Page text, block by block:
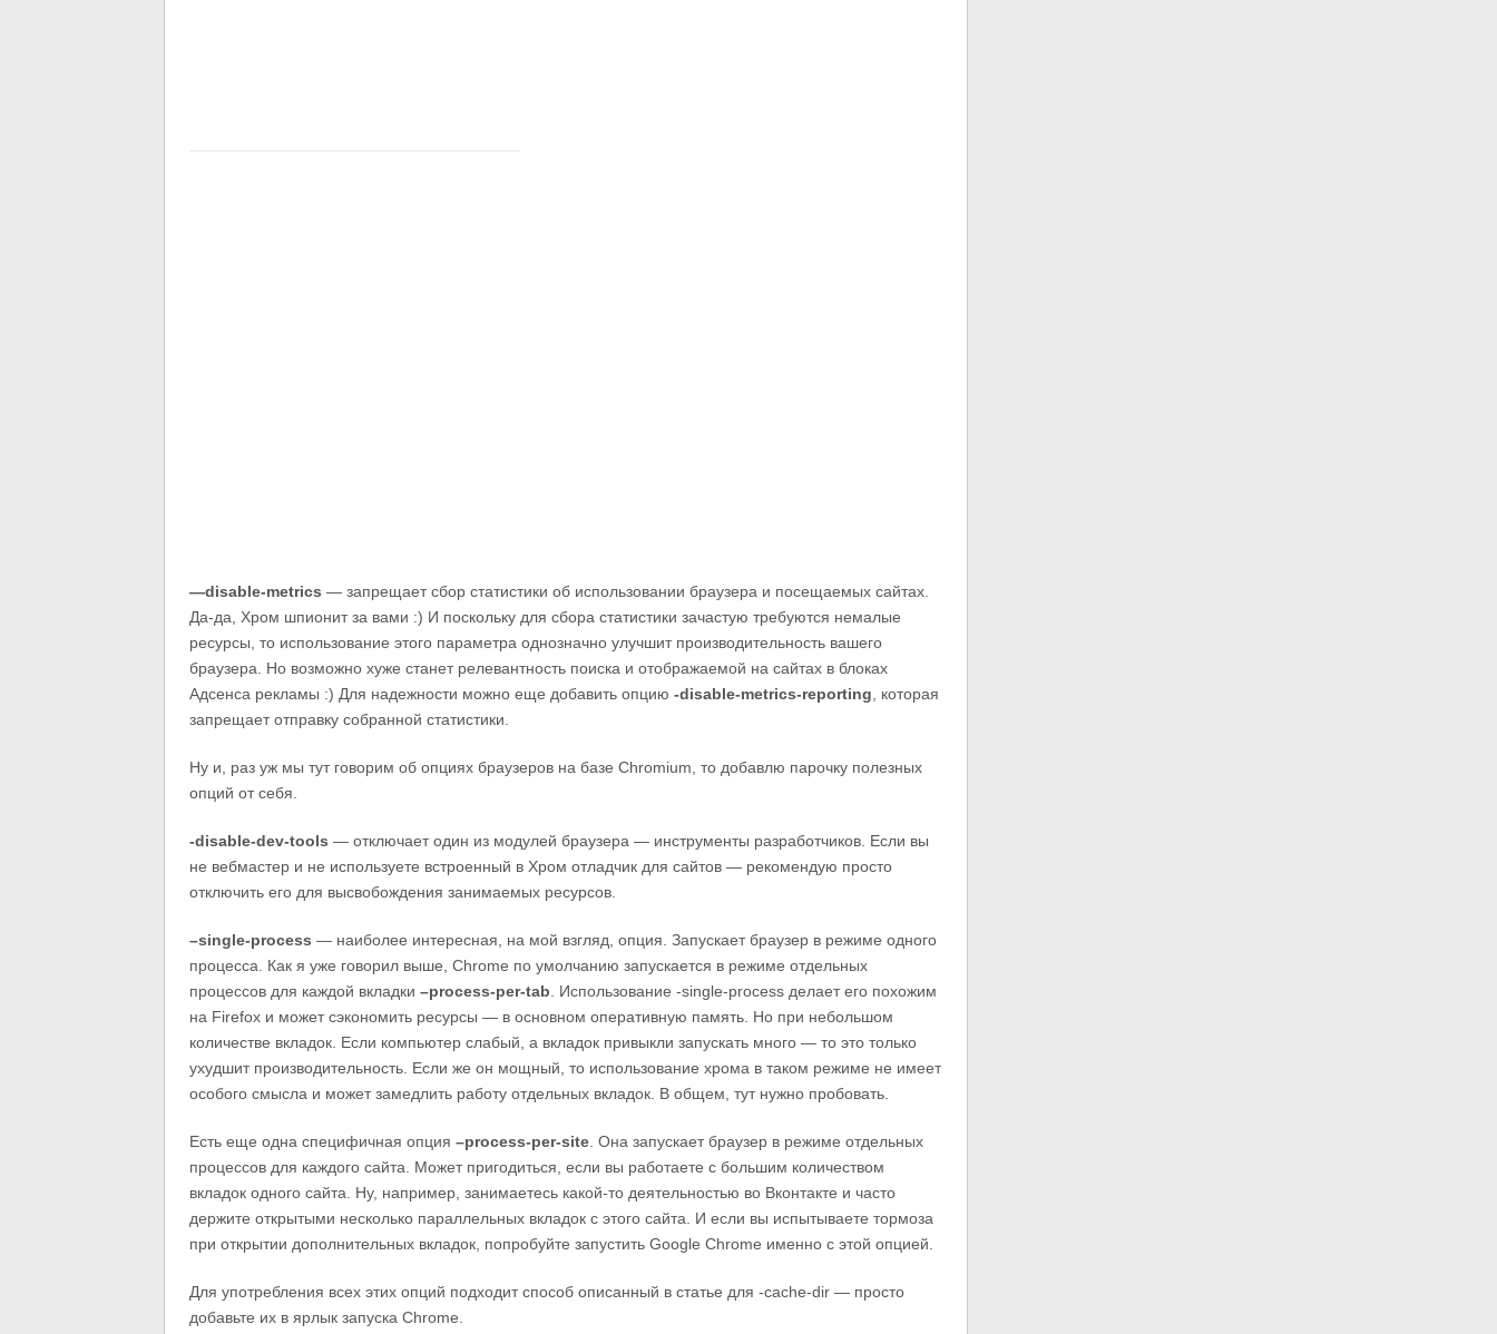
—disable-metrics — запрещает сбор статистики об использовании браузера и посещаемых сайтах.
Да-да, Хром шпионит за вами :) И поскольку для сбора статистики зачастую требуются немалые
ресурсы, то использование этого параметра однозначно улучшит производительность вашего
браузера. Но возможно хуже станет релевантность поиска и отображаемой на сайтах в блоках
Адсенса рекламы :) Для надежности можно еще добавить опцию -disable-metrics-reporting , которая
запрещает отправку собранной статистики.
Ну и, раз уж мы тут говорим об опциях браузеров на базе Chromium, то добавлю парочку полезных
опций от себя.
-disable-dev-tools — отключает один из модулей браузера — инструменты разработчиков. Если вы
не вебмастер и не используете встроенный в Хром отладчик для сайтов — рекомендую просто
отключить его для высвобождения занимаемых ресурсов.
–single-process — наиболее интересная, на мой взгляд, опция. Запускает браузер в режиме одного
процесса. Как я уже говорил выше, Chrome по умолчанию запускается в режиме отдельных
процессов для каждой вкладки –process-per-tab . Использование -single-process делает его похожим
на Firefox и может сэкономить ресурсы — в основном оперативную память. Но при небольшом
количестве вкладок. Если компьютер слабый, а вкладок привыкли запускать много — то это только
ухудшит производительность. Если же он мощный, то использование хрома в таком режиме не имеет
особого смысла и может замедлить работу отдельных вкладок. В общем, тут нужно пробовать.
Есть еще одна специфичная опция –process-per-site . Она запускает браузер в режиме отдельных
процессов для каждого сайта. Может пригодиться, если вы работаете с большим количеством
вкладок одного сайта. Ну, например, занимаетесь какой-то деятельностью во Вконтакте и часто
держите открытыми несколько параллельных вкладок с этого сайта. И если вы испытываете тормоза
при открытии дополнительных вкладок, попробуйте запустить Google Chrome именно с этой опцией.
Для употребления всех этих опций подходит способ описанный в статье для -cache-dir — просто
добавьте их в ярлык запуска Chrome.